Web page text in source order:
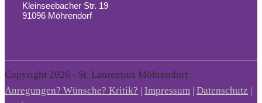
Kleinseebacher Str. 19
91096 Möhrendorf
Copyright 2026 - St. Laurentius Möhrendorf
Anregungen? Wünsche? Kritik?
Impressum Datenschutz